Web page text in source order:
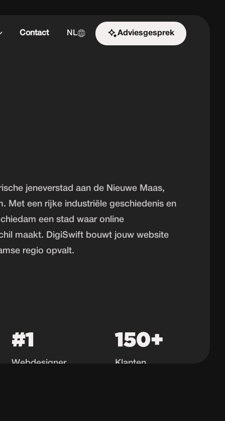
Contact NL
Adviesgesprek
Start de uitdaging
jeneverstad aan de Nieuwe Maas,
Met een rijke industriële geschiedenis en
een stad waar online
maakt. DigiSwift bouwt jouw website
regio opvalt.
#1
Webdesigner
150+
Klanten